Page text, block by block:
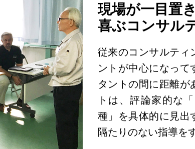
現場が一目置
喜ぶコンサル
従来のコンサルティ
ントが中心になって
タントの間に距離が
トは、評論家的な
種」を具体的に見出
隔たりのない指導を